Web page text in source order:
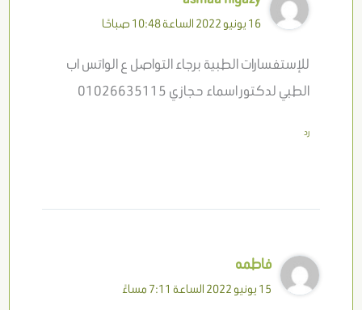
16 يونيو 2022 الساعة 10:48 صباحًا
للإستفسارات الطبية برجاء التواصل ع الواتس اب
الطبي لدكتور اسماء حجازي 01026635115
رد
فاطمه
15 يونيو 2022 الساعة 7:11 مساءً